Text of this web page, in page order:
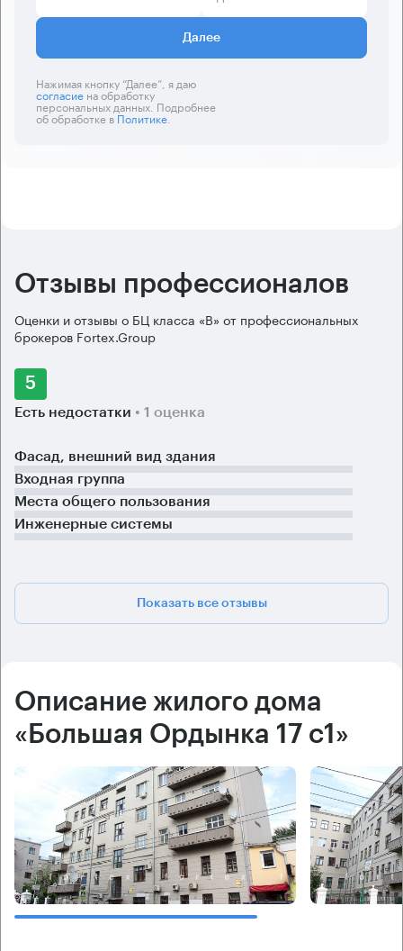
Далее
Нажимая кнопку “Далее”, я даю
согласиена обработку
персональных данных. Подробнее
об обработке вПолитике.
Отзывы профессионалов
Оценки и отзывы о БЦ класса «B» от профессиональных
брокеров Fortex.Group
5
Есть недостатки • 1 оценка
Фасад, внешний вид здания
Входная группа
Места общего пользования
Инженерные системы
Показать все отзывы
Описание жилого дома
«Большая Ордынка 17 с1»